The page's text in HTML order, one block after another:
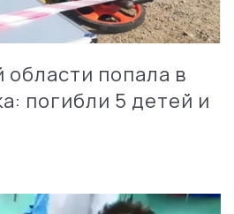
попала в
погибли 5 детей и